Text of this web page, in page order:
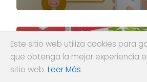
¿Cómo usar el 'Visor
diagnostico' para
Este sitio web utiliza cookies para
que obtenga la mejor experiencia
sitio web. Leer Más